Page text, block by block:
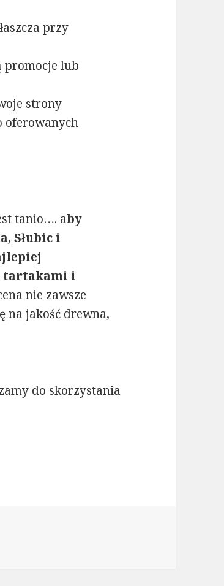
przy
promocje lub
strony
oferowanych
tanio…. aby
Słubic i
tartakami i
nie zawsze
na jakość drewna,
do skorzystania